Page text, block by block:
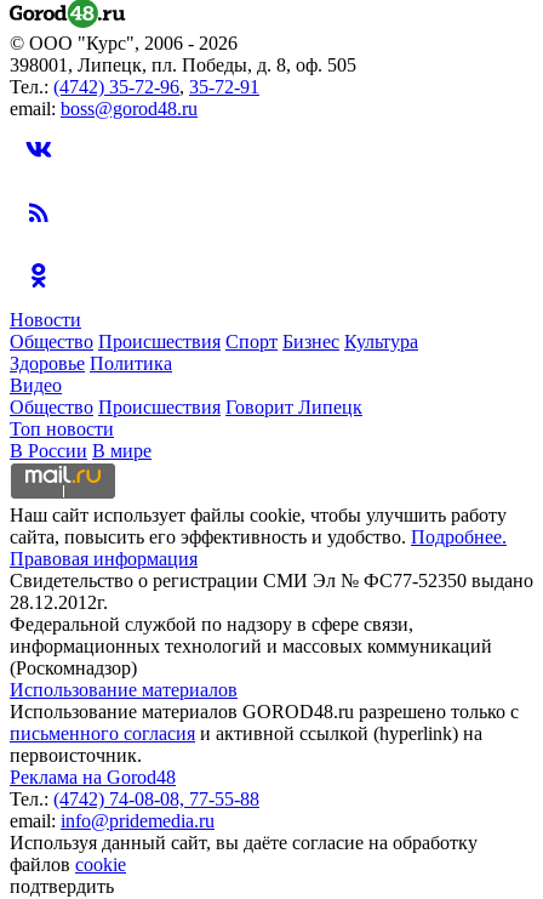
© ООО "Курс", 2006 - 2026
398001, Липецк, пл. Победы, д. 8, оф. 505
Тел.: (4742) 35-72-96, 35-72-91
email: boss@gorod48.ru
Новости
Общество Происшествия Спорт Бизнес Культура
Здоровье Политика
Видео
Общество Происшествия Говорит Липецк
Топ новости
В России В мире
Наш сайт использует файлы cookie, чтобы улучшить работу
сайта, повысить его эффективность и удобство. Подробнее.
Правовая информация
Свидетельство о регистрации СМИ Эл № ФС77-52350 выдано
28.12.2012г.
Федеральной службой по надзору в сфере связи,
информационных технологий и массовых коммуникаций
(Роскомнадзор)
Использование материалов
Использование материалов GOROD48.ru разрешено только с
письменного согласия и активной ссылкой (hyperlink) на
первоисточник.
Реклама на Gorod48
Тел.: (4742) 74-08-08, 77-55-88
email: info@pridemedia.ru
Используя данный сайт, вы даёте согласие на обработку
файлов cookie
подтвердить